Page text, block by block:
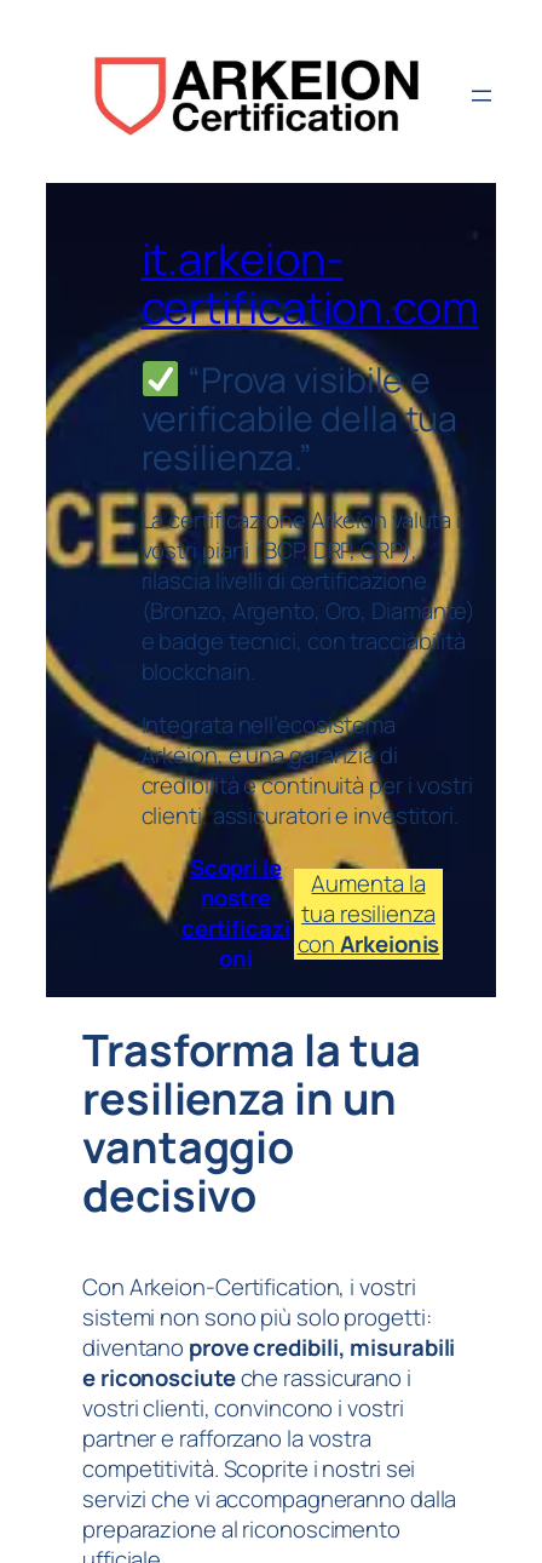
it.arkeion-
certification.com
“Prova visibile e
verificabile della tua
resilienza.”
La certificazione Arkeion valuta i
vostri piani (BCP, DRP, CRP),
rilascia livelli di certificazione
(Bronzo, Argento, Oro, Diamante)
e badge tecnici, con tracciabilità
blockchain.
Integrata nell’ecosistema
Arkeion, è una garanzia di
credibilità e continuità per i vostri
clienti, assicuratori e investitori.
Scopri le
nostre
certificazi
oni
Aumenta la
tua resilienza
conArkeionis
Trasforma la tua
resilienza in un
vantaggio
decisivo
Con Arkeion-Certification, i vostri
sistemi non sono più solo progetti:
diventano prove credibili, misurabili
e riconosciuteche rassicurano i
vostri clienti, convincono i vostri
partner e rafforzano la vostra
competitività. Scoprite i nostri sei
servizi che vi accompagneranno dalla
preparazione al riconoscimento